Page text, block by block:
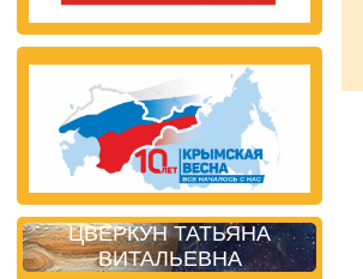
ЦВЕРКУН ТАТЬЯНА
ВИТАЛЬЕВНА